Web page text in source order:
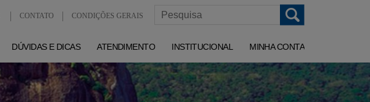
CONTATO CONDIÇÕES GERAIS
DÚVIDAS E DICAS ATENDIMENTO INSTITUCIONAL MINHA CONTA